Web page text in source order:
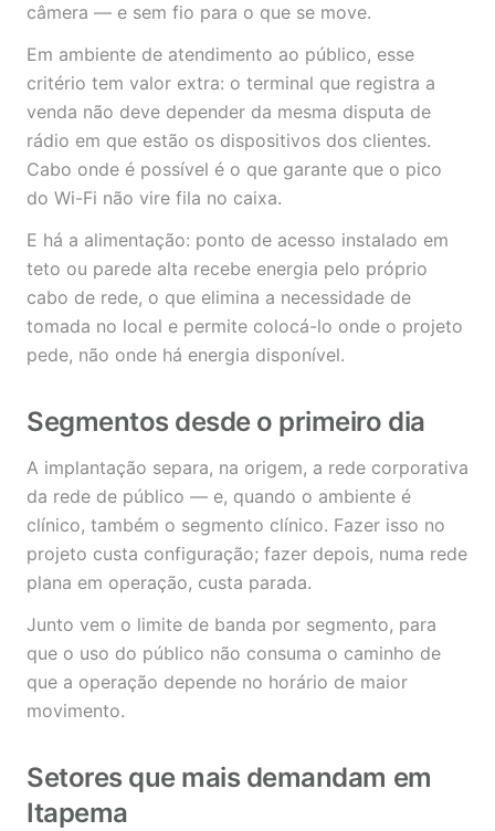
câmera — e sem fio para o que se move.
Em ambiente de atendimento ao público, esse
critério tem valor extra: o terminal que registra a
venda não deve depender da mesma disputa de
rádio em que estão os dispositivos dos clientes.
Cabo onde é possível é o que garante que o pico
do Wi-Fi não vire fila no caixa.
E há a alimentação: ponto de acesso instalado em
teto ou parede alta recebe energia pelo próprio
cabo de rede, o que elimina a necessidade de
tomada no local e permite colocá-lo onde o projeto
pede, não onde há energia disponível.
Segmentos desde o primeiro dia
A implantação separa, na origem, a rede corporativa
da rede de público — e, quando o ambiente é
clínico, também o segmento clínico. Fazer isso no
projeto custa configuração; fazer depois, numa rede
plana em operação, custa parada.
Junto vem o limite de banda por segmento, para
que o uso do público não consuma o caminho de
que a operação depende no horário de maior
movimento.
Setores que mais demandam em
Itapema